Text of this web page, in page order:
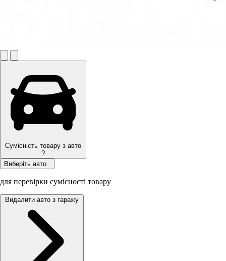
Сумісність товару з авто
?
Виберіть авто
для перевірки сумісності товару
Видалити авто з гаражу